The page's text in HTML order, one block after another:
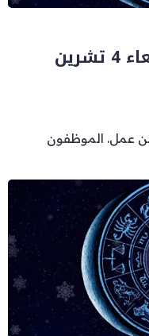
توقعات الأبراج ليوم الأربعاء 4 تشرين
عمل. الموظفون